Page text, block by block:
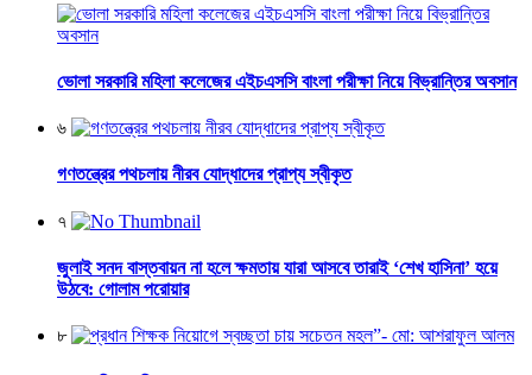
ভোলা সরকারি মহিলা কলেজের এইচএসসি বাংলা পরীক্ষা নিয়ে বিভ্রান্তির অবসান
৬
গণতন্ত্রের পথচলায় নীরব যোদ্ধাদের প্রাপ্য স্বীকৃত
৭
জুলাই সনদ বাস্তবায়ন না হলে ক্ষমতায় যারা আসবে তারাই ‘শেখ হাসিনা’ হয়ে
উঠবে: গোলাম পরোয়ার
৮